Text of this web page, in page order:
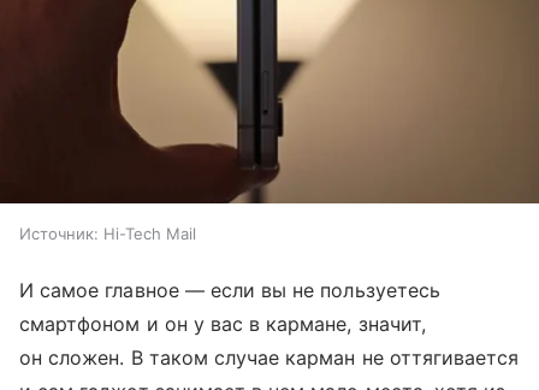
Источник: Hi-Tech Mail
И самое главное — если вы не пользуетесь
смартфоном и он у вас в кармане, значит,
он сложен. В таком случае карман не оттягивается